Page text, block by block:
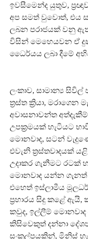
ඉවසීමෙන්ද යුතුව,
අප සමත් වුවොත්, එය
ලබන පරාජයක් වනු
විසින් මෙහෙයවන ඒ
ධෛර්යය ලබා දීමේ
ලංකාව, සාමාන්‍ය
ත්‍රස්ත ක්‍රියා, මරාගෙන
අවාසනාවන්ත
උපක්‍රමයක් හැටියට
මොනවාද, සටන්
එවැනි ත්‍රස්තවාදයක්
උදාකර ගැනීමට රටක්
මොනවාද යන්න ගැනත්
එහෙත් ඉස්ලාමීය
ප්‍රහාරය සිදු කළේ
කවුද, ඉල්ලීම්
කිසිවෙකුත් දන්නා
සංකල්පයකින්, මිනිස්